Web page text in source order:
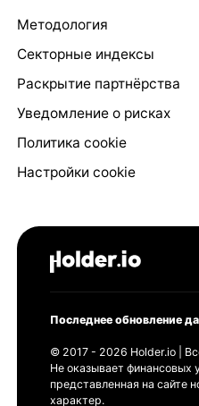
Методология
Секторные индексы
Раскрытие партнёрства
Уведомление о рисках
Политика cookie
Настройки cookie
Последнее обновление
© 2017 - 2026 Holder.io |
Не оказывает финансовых
представленная на сайте
характер.